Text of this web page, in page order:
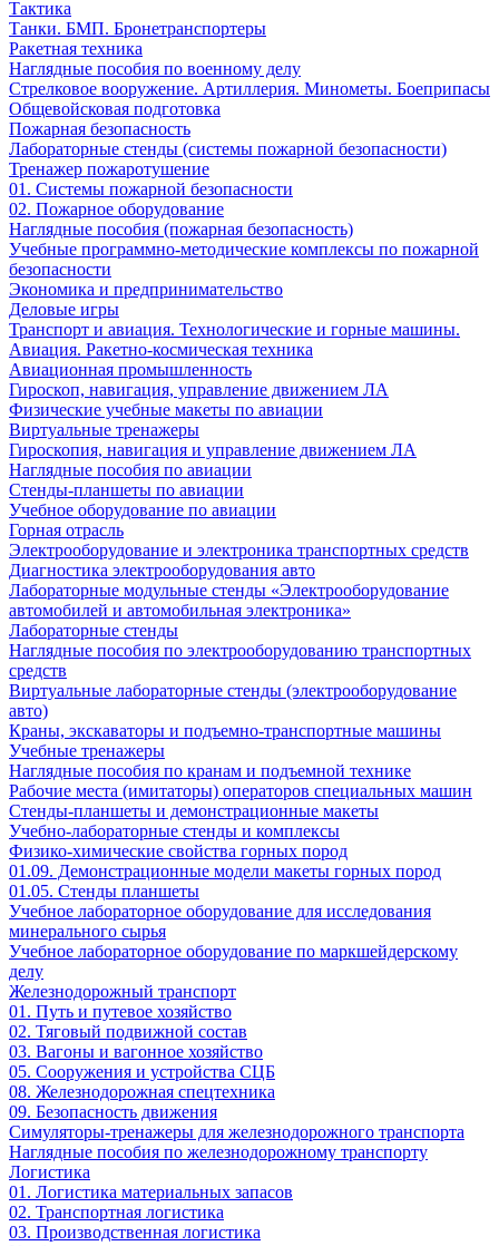
Тактика
Танки. БМП. Бронетранспортеры
Ракетная техника
Наглядные пособия по военному делу
Стрелковое вооружение. Артиллерия. Минометы. Боеприпасы
Общевойсковая подготовка
Пожарная безопасность
Лабораторные стенды (системы пожарной безопасности)
Тренажер пожаротушение
01. Системы пожарной безопасности
02. Пожарное оборудование
Наглядные пособия (пожарная безопасность)
Учебные программно-методические комплексы по пожарной
безопасности
Экономика и предпринимательство
Деловые игры
Транспорт и авиация. Технологические и горные машины.
Авиация. Ракетно-космическая техника
Авиационная промышленность
Гироскоп, навигация, управление движением ЛА
Физические учебные макеты по авиации
Виртуальные тренажеры
Гироскопия, навигация и управление движением ЛА
Наглядные пособия по авиации
Стенды-планшеты по авиации
Учебное оборудование по авиации
Горная отрасль
Электрооборудование и электроника транспортных средств
Диагностика электрооборудования авто
Лабораторные модульные стенды «Электрооборудование
автомобилей и автомобильная электроника»
Лабораторные стенды
Наглядные пособия по электрооборудованию транспортных
средств
Виртуальные лабораторные стенды (электрооборудование
авто)
Краны, экскаваторы и подъемно-транспортные машины
Учебные тренажеры
Наглядные пособия по кранам и подъемной технике
Рабочие места (имитаторы) операторов специальных машин
Стенды-планшеты и демонстрационные макеты
Учебно-лабораторные стенды и комплексы
Физико-химические свойства горных пород
01.09. Демонстрационные модели макеты горных пород
01.05. Стенды планшеты
Учебное лабораторное оборудование для исследования
минерального сырья
Учебное лабораторное оборудование по маркшейдерскому
делу
Железнодорожный транспорт
01. Путь и путевое хозяйство
02. Тяговый подвижной состав
03. Вагоны и вагонное хозяйство
05. Сооружения и устройства СЦБ
08. Железнодорожная спецтехника
09. Безопасность движения
Симуляторы-тренажеры для железнодорожного транспорта
Наглядные пособия по железнодорожному транспорту
Логистика
01. Логистика материальных запасов
02. Транспортная логистика
03. Производственная логистика